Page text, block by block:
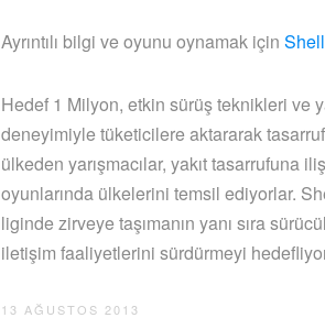
Ayrıntılı bilgi ve oyunu oynamak için
Hedef 1 Milyon, etkin sürüş teknikleri ve
deneyimiyle tüketicilere aktararak
ülkeden yarışmacılar, yakıt tasarrufuna
oyunlarında ülkelerini temsil ediyorlar.
liginde zirveye taşımanın yanı sıra
iletişim faaliyetlerini sürdürmeyi
13 AĞUSTOS 2013